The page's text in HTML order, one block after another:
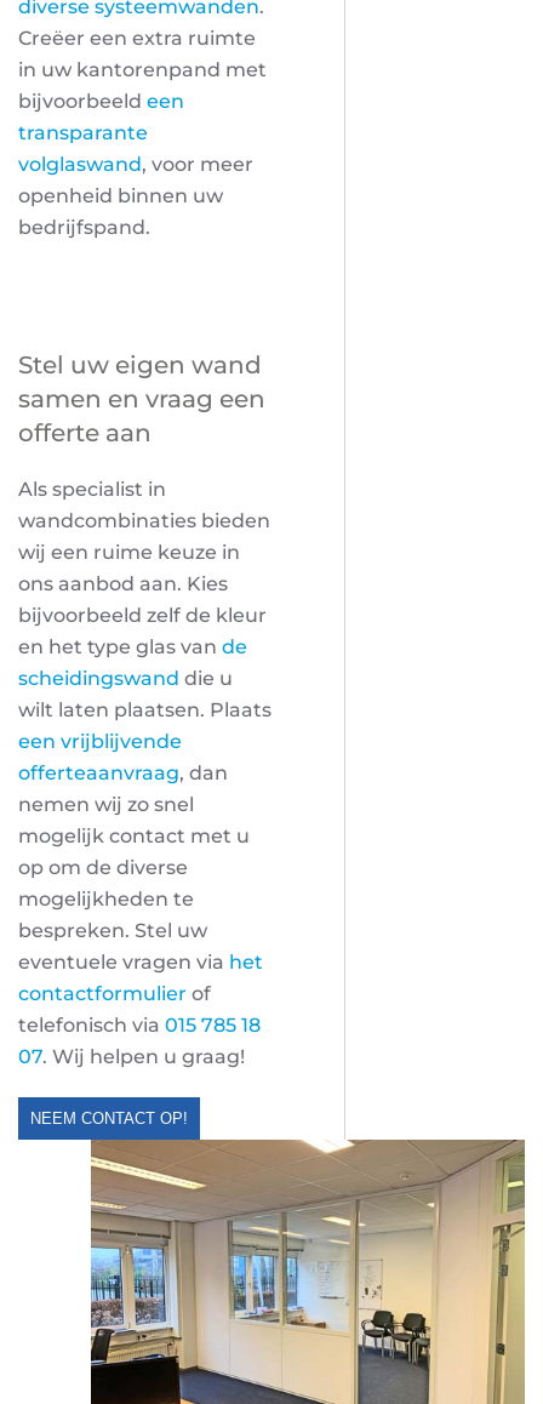
diverse systeemwanden.
Creëer een extra ruimte
in uw kantorenpand met
bijvoorbeeld een
transparante
volglaswand, voor meer
openheid binnen uw
bedrijfspand.
Stel uw eigen wand
samen en vraag een
offerte aan
Als specialist in
wandcombinaties bieden
wij een ruime keuze in
ons aanbod aan. Kies
bijvoorbeeld zelf de kleur
en het type glas van de
scheidingswand die u
wilt laten plaatsen. Plaats
een vrijblijvende
offerteaanvraag, dan
nemen wij zo snel
mogelijk contact met u
op om de diverse
mogelijkheden te
bespreken. Stel uw
eventuele vragen via het
contactformulier of
telefonisch via 015 785 18
07. Wij helpen u graag!
NEEM CONTACT OP!